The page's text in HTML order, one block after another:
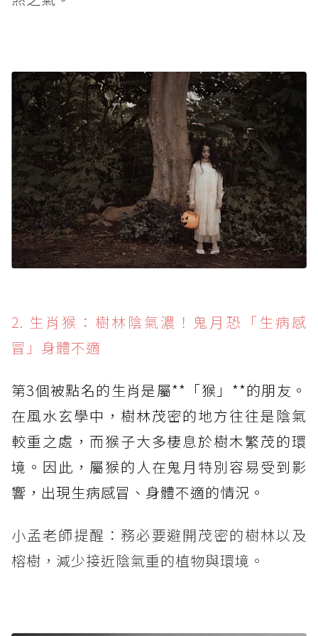
2. 生肖猴：樹林陰氣濃！鬼月恐「生病感
冒」身體不適
第3個被點名的生肖是屬**「猴」**的朋友。
在風水玄學中，樹林茂密的地方往往是陰氣
較重之處，而猴子大多棲息於樹木繁茂的環
境。因此，屬猴的人在鬼月特別容易受到影
響，出現生病感冒、身體不適的情況。
小孟老師提醒：務必要避開茂密的樹林以及
榕樹，減少接近陰氣重的植物與環境。